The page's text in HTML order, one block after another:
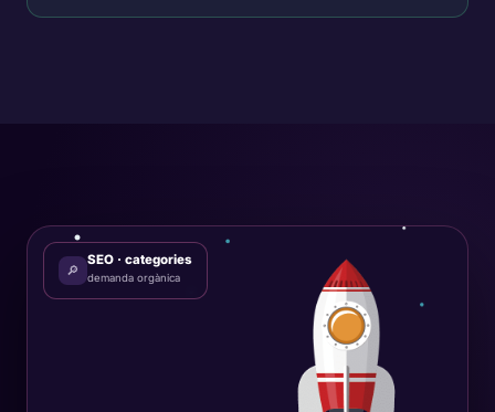
🔎
SEO · categories
demanda orgànica